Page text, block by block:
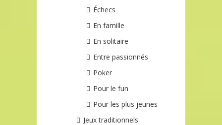
Échecs
En famille
En solitaire
Entre passionnés
Poker
Pour le fun
Pour les plus jeunes
Jeux traditionnels